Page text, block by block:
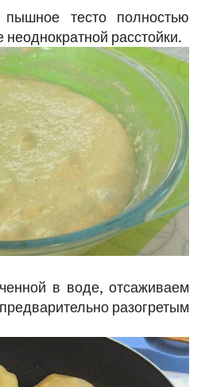
тесто полностью
неоднократной расстойки.
в воде, отсаживаем
разогретым